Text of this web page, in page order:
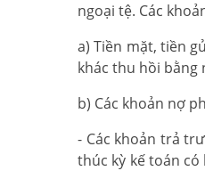
ngoại tệ. Các
a) Tiền mặt, tiền
khác thu hồi bằng
b) Các khoản nợ
- Các khoản trả
thúc kỳ kế toán